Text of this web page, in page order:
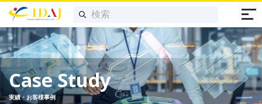
Case Study
実績・お客様事例